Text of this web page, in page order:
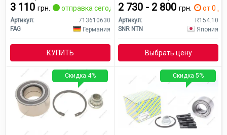
3 110 грн. отправка сегодня
Артикул:
713610630
FAG
Германия
КУПИТЬ
2 730 - 2 800 грн. от 0 дн.
Артикул:
R154.10
SNR NTN
Япония
Выбрать цену
Скидка 4% Скидка 5%